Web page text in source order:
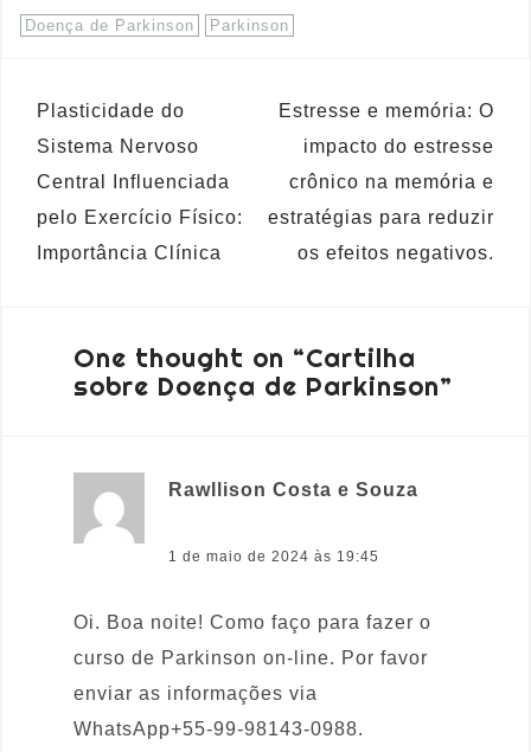
Doença de Parkinson Parkinson
Plasticidade do
Sistema Nervoso
Central Influenciada
pelo Exercício Físico:
Importância Clínica
Estresse e memória: O
impacto do estresse
crônico na memória e
estratégias para reduzir
os efeitos negativos.
One thought on “Cartilha
sobre Doença de Parkinson”
Rawllison Costa e Souza
disse:
1 de maio de 2024 às 19:45
Oi. Boa noite! Como faço para fazer o
curso de Parkinson on-line. Por favor
enviar as informações via
WhatsApp+55-99-98143-0988.